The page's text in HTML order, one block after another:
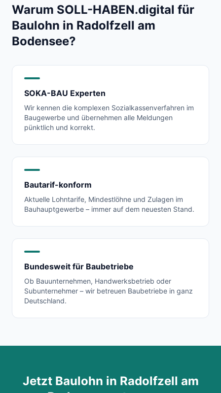
Warum SOLL-HABEN.digital für
Baulohn in Radolfzell am
Bodensee?
SOKA-BAU Experten
Wir kennen die komplexen Sozialkassenverfahren im
Baugewerbe und übernehmen alle Meldungen
pünktlich und korrekt.
Bautarif-konform
Aktuelle Lohntarife, Mindestlöhne und Zulagen im
Bauhauptgewerbe – immer auf dem neuesten Stand.
Bundesweit für Baubetriebe
Ob Bauunternehmen, Handwerksbetrieb oder
Subunternehmer – wir betreuen Baubetriebe in ganz
Deutschland.
Jetzt Baulohn in Radolfzell am